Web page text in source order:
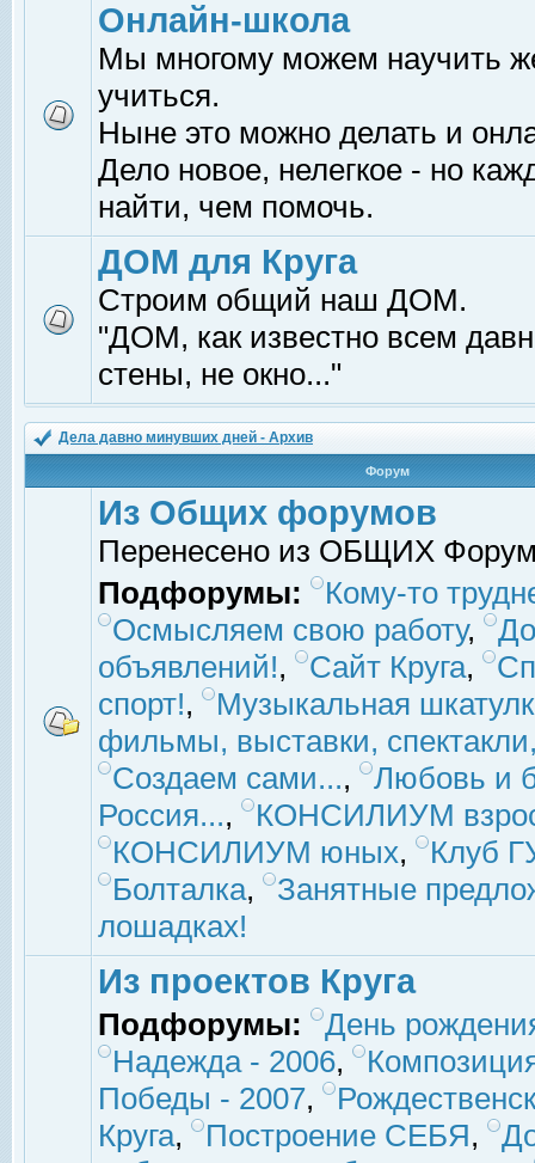
Онлайн-школа
Мы многому можем научить
учиться.
Ныне это можно делать и
Дело новое, нелегкое - но
найти, чем помочь.
ДОМ для Круга
Строим общий наш ДОМ.
"ДОМ, как известно всем
стены, не окно..."
Дела давно минувших дней - Архив
Форум
Из Общих форумов
Перенесено из ОБЩИХ
Подфорумы:
Кому-то
Осмысляем свою работу,
объявлений!, Сайт Круга,
спорт!,
Музыкальная
фильмы, выставки,
Создаем сами...,
Любовь и
Россия...,
КОНСИЛИУМ
КОНСИЛИУМ юных,
Клуб
Болталка,
Занятные
лошадках!
Из проектов Круга
Подфорумы:
День
Надежда - 2006,
Победы - 2007,
Круга, Построение СЕБЯ,